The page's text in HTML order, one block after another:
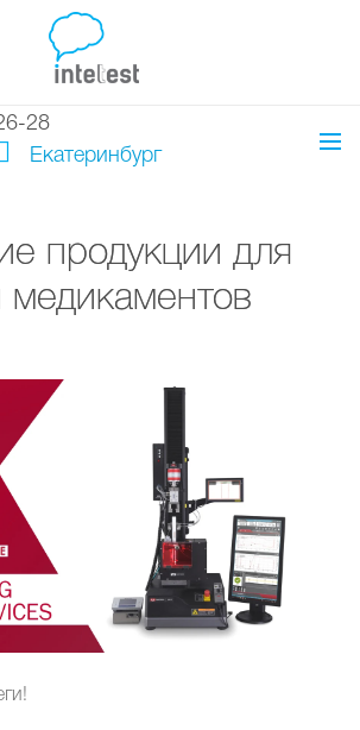
28
Екатеринбург
продукции для
медикаментов